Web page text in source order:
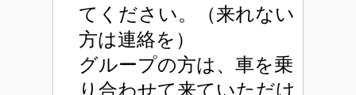
てください。（来れない
方は連絡を）
グループの方は、車を乗
り合わせて来ていただけ